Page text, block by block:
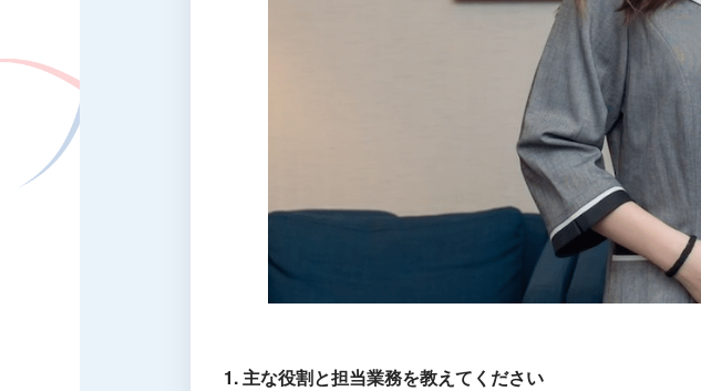
1. 主な役割と担当業務を教えてください